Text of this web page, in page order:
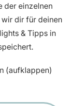
der einzelnen
dir für deinen
& Tipps in
(aufklappen)